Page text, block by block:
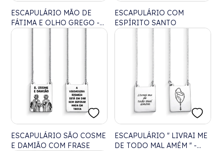
ESCAPULÁRIO MÃO DE
FÁTIMA E OLHO GREGO -
70CM
ESCAPULÁRIO COM
ESPÍRITO SANTO
ESCAPULÁRIO SÃO COSME
E DAMIÃO COM FRASE
ESCAPULÁRIO " LIVRAI ME
DE TODO MAL AMÉM " -